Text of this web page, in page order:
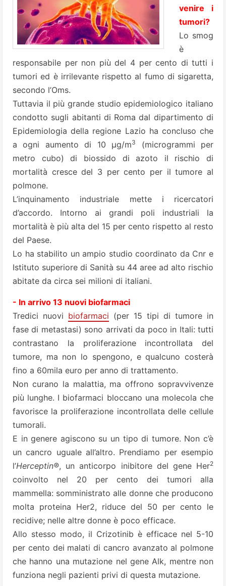
venire i
tumori?
Lo smog
è
responsabile per non più del 4 per cento di tutti i
tumori ed è irrilevante rispetto al fumo di sigaretta,
secondo l’Oms.
Tuttavia il più grande studio epidemiologico italiano
condotto sugli abitanti di Roma dal dipartimento di
Epidemiologia della regione Lazio ha concluso che
a ogni aumento di 10 μg/m3
(microgrammi per
metro cubo) di biossido di azoto il rischio di
mortalità cresce del 3 per cento per il tumore al
polmone.
L’inquinamento industriale mette i ricercatori
d’accordo. Intorno ai grandi poli industriali la
mortalità è più alta del 15 per cento rispetto al resto
del Paese.
Lo ha stabilito un ampio studio coordinato da Cnr e
Istituto superiore di Sanità su 44 aree ad alto rischio
abitate da circa sei milioni di italiani.
- In arrivo 13 nuovi biofarmaci
Tredici nuovi biofarmaci (per 15 tipi di tumore in
fase di metastasi) sono arrivati da poco in Itali: tutti
contrastano la proliferazione incontrollata del
tumore, ma non lo spengono, e qualcuno costerà
fino a 60mila euro per anno di trattamento.
Non curano la malattia, ma offrono sopravvivenze
più lunghe. I biofarmaci bloccano una molecola che
favorisce la proliferazione incontrollata delle cellule
tumorali.
E in genere agiscono su un tipo di tumore. Non c’è
un cancro uguale all’altro. Prendiamo per esempio
l’Herceptin®, un anticorpo inibitore del gene Her2
coinvolto nel 20 per cento dei tumori alla
mammella: somministrato alle donne che producono
molta proteina Her2, riduce del 50 per cento le
recidive; nelle altre donne è poco efficace.
Allo stesso modo, il Crizotinib è efficace nel 5-10
per cento dei malati di cancro avanzato al polmone
che hanno una mutazione nel gene Alk, mentre non
funziona negli pazienti privi di questa mutazione.